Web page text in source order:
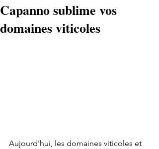
Capanno sublime vos
domaines viticoles
Aujourd'hui, les domaines viticoles et